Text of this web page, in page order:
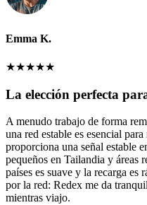
Emma K.
★★★★★
La elección perfecta
A menudo trabajo de forma
una red estable es esencial
proporciona una señal estable
pequeños en Tailandia y áreas
países es suave y la recarga es
por la red: Redex me da
mientras viajo.